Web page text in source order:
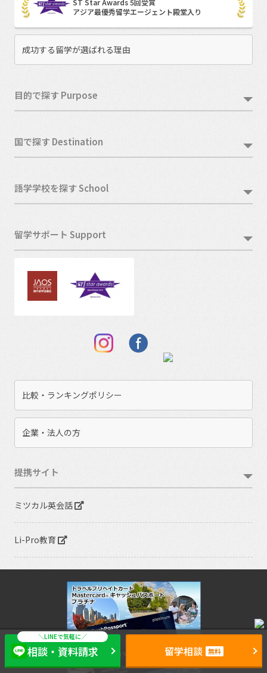
GIO CLUB
アジア最優秀留学エージェント殿堂入り
成功する留学が選ばれる理由
目的で探す Purpose
国で探す Destination
語学学校を探す School
留学サポート Support
比較・ランキングポリシー
企業・法人の方
提携サイト
ミツカル英会話
Li-Pro教育
相談・資料請求 留学相談 無料